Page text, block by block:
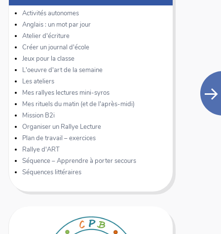
Activités autonomes
Anglais : un mot par jour
Atelier d'écriture
Créer un journal d'école
Jeux pour la classe
L'oeuvre d'art de la semaine
Les ateliers
Mes rallyes lectures mini-syros
Mes rituels du matin (et de l'après-midi)
Mission B2i
Organiser un Rallye Lecture
Plan de travail – exercices
Rallye d'ART
Séquence – Apprendre à porter secours
Séquences littéraires